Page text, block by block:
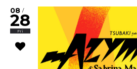
08 /
28
Fri